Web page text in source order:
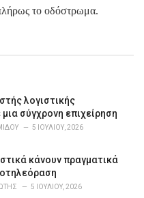
το οδόστρωμα.
λογιστικής
σύγχρονη επιχείρηση
5 ΙΟΥΛΊΟΥ, 2026
κάνουν πραγματικά
5 ΙΟΥΛΊΟΥ, 2026